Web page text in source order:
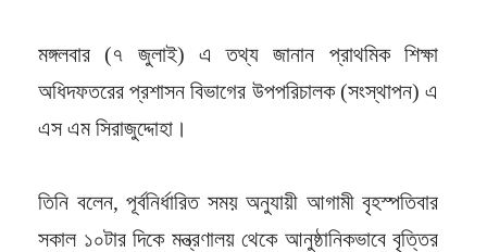
মঙ্গলবার (৭ জুলাই) এ তথ্য জানান প্রাথমিক শিক্ষা
অধিদফতরের প্রশাসন বিভাগের উপপরিচালক (সংস্থাপন) এ
এস এম সিরাজুদ্দোহা।
তিনি বলেন, পূর্বনির্ধারিত সময় অনুযায়ী আগামী বৃহস্পতিবার
সকাল ১০টার দিকে মন্ত্রণালয় থেকে আনুষ্ঠানিকভাবে বৃত্তির